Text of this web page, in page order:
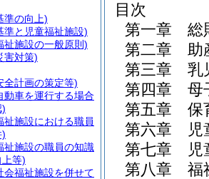
目次
第一章
総
第二章
助
第三章
乳
第四章
母
第五章
保
第六章
児
第七章
児
第八章
福
準の向上)
準と児童福祉施設)
祉施設の一般原則)
害対策)
全計画の策定等)
動車を運行する場合
)
祉施設における職員
)
祉施設の職員の知識
等)
会福祉施設を併せて